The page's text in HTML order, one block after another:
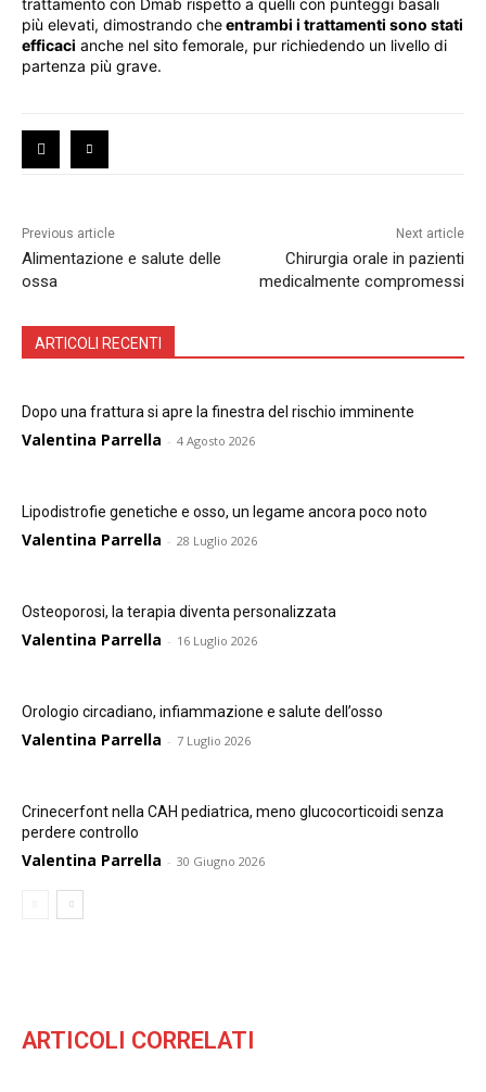
trattamento con Dmab rispetto a quelli con punteggi basali
più elevati, dimostrando cheentrambi i trattamenti sono stati
efficaci anche nel sito femorale, pur richiedendo un livello di
partenza più grave.
Previous article
Alimentazione e salute delle
ossa
Next article
Chirurgia orale in pazienti
medicalmente compromessi
ARTICOLI RECENTI
Dopo una frattura si apre la finestra del rischio imminente
Valentina Parrella - 4 Agosto 2026
Lipodistrofie genetiche e osso, un legame ancora poco noto
Valentina Parrella - 28 Luglio 2026
Osteoporosi, la terapia diventa personalizzata
Valentina Parrella - 16 Luglio 2026
Orologio circadiano, infiammazione e salute dell’osso
Valentina Parrella - 7 Luglio 2026
Crinecerfont nella CAH pediatrica, meno glucocorticoidi senza
perdere controllo
Valentina Parrella - 30 Giugno 2026
ARTICOLI CORRELATI